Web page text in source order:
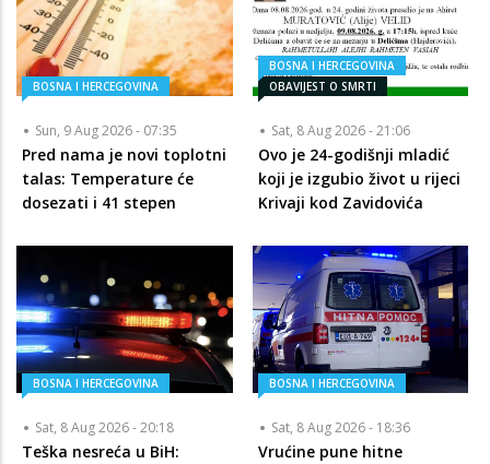
BOSNA I HERCEGOVINA
Sun, 9 Aug 2026 - 07:35
Pred nama je novi toplotni
talas: Temperature će
dosezati i 41 stepen
BOSNA I HERCEGOVINA
OBAVIJEST O SMRTI
Sat, 8 Aug 2026 - 21:06
Ovo je 24-godišnji mladić
koji je izgubio život u rijeci
Krivaji kod Zavidovića
BOSNA I HERCEGOVINA
Sat, 8 Aug 2026 - 20:18
Teška nesreća u BiH:
BOSNA I HERCEGOVINA
Sat, 8 Aug 2026 - 18:36
Vrućine pune hitne